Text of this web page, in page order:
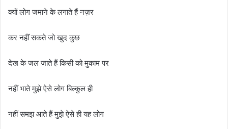
क्यों लोग जमाने के लगाते हैं नज़र
कर नहीं सकते जो खुद कुछ
देख के जल जाते हैं किसी को मुकाम पर
नहीं भाते मुझे ऐसे लोग बिल्कुल ही
नहीं समझ आते हैं मुझे ऐसे ही यह लोग